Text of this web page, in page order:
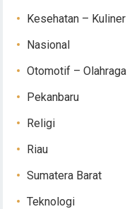
Kesehatan – Kuliner
Nasional
Otomotif – Olahraga
Pekanbaru
Religi
Riau
Sumatera Barat
Teknologi